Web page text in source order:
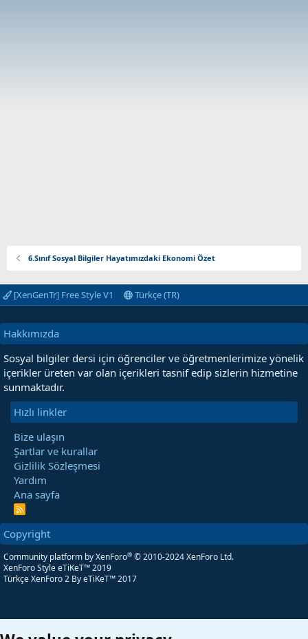
6.Sınıf Sosyal Bilgiler Hayatımızdaki Ekonomi Özet
[XenGenTr] Free Style V1 Türkçe (TR)
Hakkımızda
Sosyal bilgiler dersi için öğrenciler ve öğretmenlerimize yönelik
içerikler üreten var olan içerikleri tasnif edip sizlerin hizmetine
sunmaktadır.
Hızlı linkler
Bize ulaşın
Şartlar ve kurallar
Gizlilik Sözleşmesi
Yardım
Ana sayfa
R
S
Copyright
Community platform by XenForo® © 2010-2024 XenForo Ltd.
XenForo Style eTiKeT™ 2019
Türkçe XenForo 2 By eTiKeT™ 2017